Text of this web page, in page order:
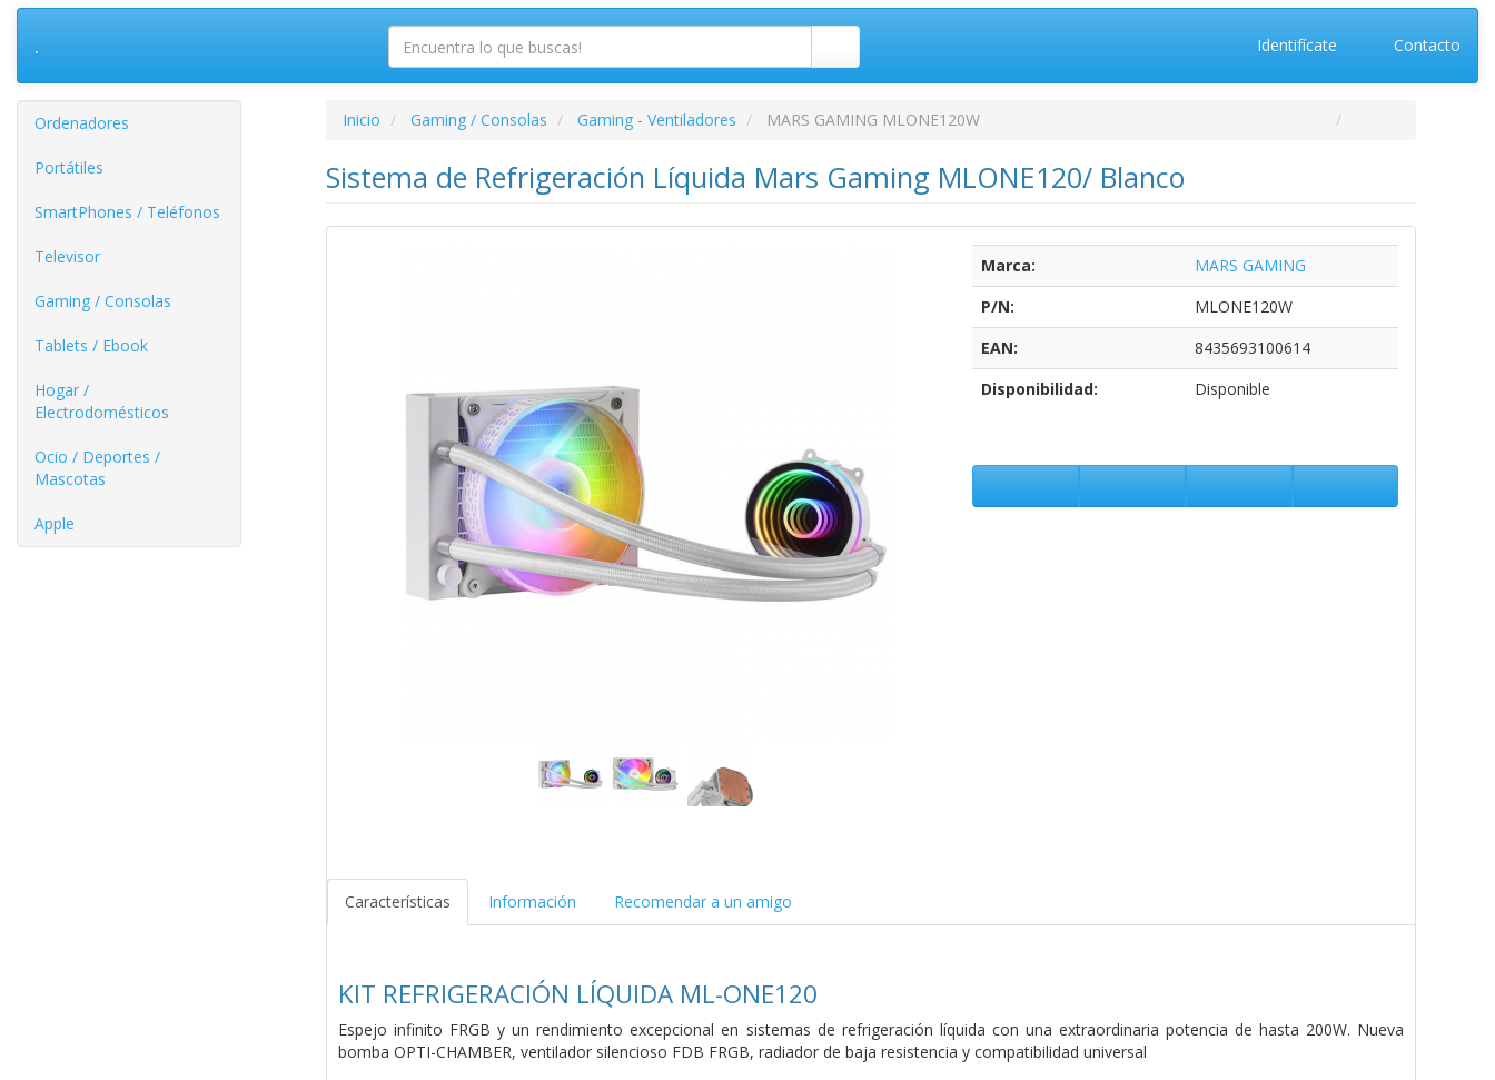
. Identifícate Contacto
Ordenadores
Portátiles
SmartPhones / Teléfonos
Televisor
Gaming / Consolas
Tablets / Ebook
Hogar /
Electrodomésticos
Ocio / Deportes /
Mascotas
Apple
Inicio Gaming / Consolas Gaming - Ventiladores MARS GAMING MLONE120W
Sistema de Refrigeración Líquida Mars Gaming MLONE120/ Blanco
Marca:
MARS GAMING
P/N:
MLONE120W
EAN:
8435693100614
Disponibilidad:
Disponible
Características Información Recomendar a un amigo
KIT REFRIGERACIÓN LÍQUIDA ML-ONE120
Espejo infinito FRGB y un rendimiento excepcional en sistemas de refrigeración líquida con una extraordinaria potencia de hasta 200W. Nueva
bomba OPTI-CHAMBER, ventilador silencioso FDB FRGB, radiador de baja resistencia y compatibilidad universal